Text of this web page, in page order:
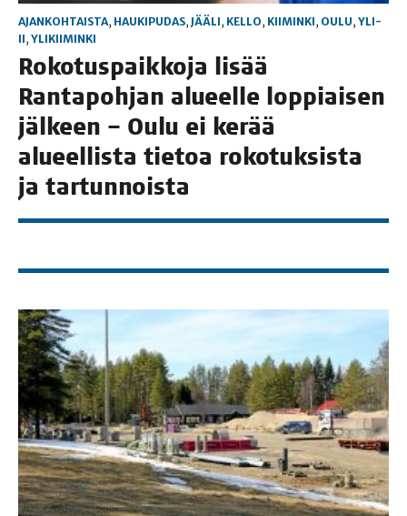
AJANKOHTAISTA, HAUKIPUDAS, JÄÄLI, KELLO, KIIMINKI, OULU, YLI-
II, YLIKIIMINKI
Roko­tus­paik­ko­ja lisää
Ran­ta­poh­jan alu­eel­le lop­piai­sen
jäl­keen – Oulu ei kerää
alu­eel­lis­ta tie­toa roko­tuk­sis­ta
ja tartunnoista